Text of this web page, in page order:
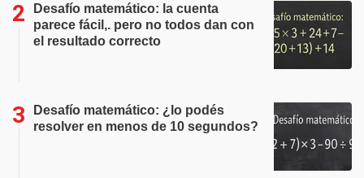
Desafío matemático: la cuenta
parece fácil,. pero no todos dan con
el resultado correcto
Desafío matemático: ¿lo podés
resolver en menos de 10 segundos?